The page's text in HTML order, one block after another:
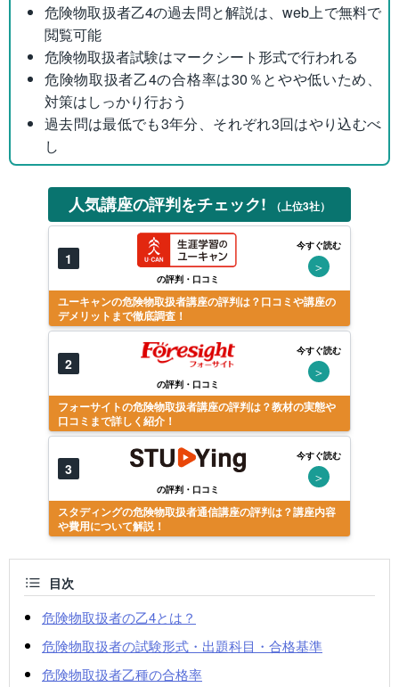
危険物取扱者乙4の過去問と解説は、web上で無料で
閲覧可能
危険物取扱者試験はマークシート形式で行われる
危険物取扱者乙4の合格率は30％とやや低いため、
対策はしっかり行おう
過去問は最低でも3年分、それぞれ3回はやり込むべ
し
人気講座の評判をチェック! （上位3社）
1
の評判・口コミ
今すぐ読む
＞
ユーキャンの危険物取扱者講座の評判は？口コミや講座の
デメリットまで徹底調査！
2
の評判・口コミ
今すぐ読む
＞
フォーサイトの危険物取扱者講座の評判は？教材の実態や
口コミまで詳しく紹介！
3
の評判・口コミ
今すぐ読む
＞
スタディングの危険物取扱者通信講座の評判は？講座内容
や費用について解説！
目次
危険物取扱者の乙4とは？
危険物取扱者の試験形式・出題科目・合格基準
危険物取扱者乙種の合格率